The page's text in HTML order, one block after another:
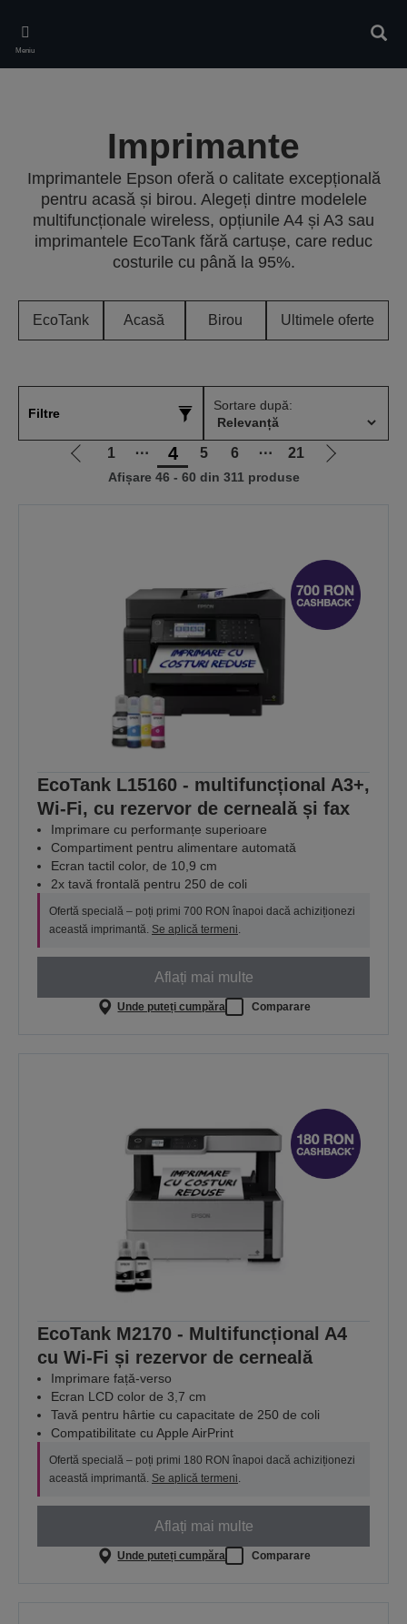
main
content
Meniu
Imprimante
Imprimantele Epson oferă o calitate excepțională
pentru acasă și birou. Alegeți dintre modelele
multifuncționale wireless, opțiunile A4 și A3 sau
imprimantele EcoTank fără cartușe, care reduc
costurile cu până la 95%.
EcoTank Acasă Birou Ultimele oferte
Filtre
Sortare după:
Mergi
1 ⋯ 4 5 6 ⋯ 21
Mergi
Afișare 46 - 60 din 311 produse
EcoTank L15160 - multifuncțional A3+,
Wi-Fi, cu rezervor de cerneală și fax
Imprimare cu performanțe superioare
Compartiment pentru alimentare automată
Ecran tactil color, de 10,9 cm
2x tavă frontală pentru 250 de coli
Ofertă specială – poți primi 700 RON înapoi dacă achiziționezi
această imprimantă. Se aplică termeni.
Aflați mai multe
Unde puteți cumpăra Comparare
EcoTank M2170 - Multifuncțional A4
cu Wi-Fi și rezervor de cerneală
Imprimare față-verso
Ecran LCD color de 3,7 cm
Tavă pentru hârtie cu capacitate de 250 de coli
Compatibilitate cu Apple AirPrint
Ofertă specială – poți primi 180 RON înapoi dacă achiziționezi
această imprimantă. Se aplică termeni.
Aflați mai multe
Unde puteți cumpăra Comparare